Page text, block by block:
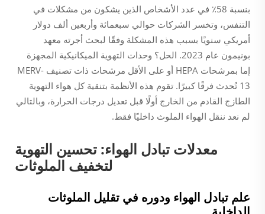
بنسبة 58٪ في عدد الأشخاص الذين يشكون من مشكلات في
التنفس، وتخسر الشركات حوالي سبعمائة وأربعين ألف دولار
أمريكي سنويًا بسبب هذه المشكلة وفقًا لبحث أجرته معهد
بونيمون عام 2023. الحل؟ وحدات التهوية الميكانيكية المجهزة
إما بمرشحات HEPA أو على الأقل مرشحات ذات تصنيف MERV-
13 تُحدث فرقًا كبيرًا. تقوم هذه الأنظمة بتنقية كل هواء التهوية
الطازج القادم من الخارج أولًا قبل تعديل درجات الحرارة، وبالتالي
لم نعد ننقل الهواء الملوث داخليًا فقط.
معدلات تبادل الهواء: تحسين التهوية
لتخفيف الملوثات
علم تبادل الهواء ودوره في تقليل الملوثات